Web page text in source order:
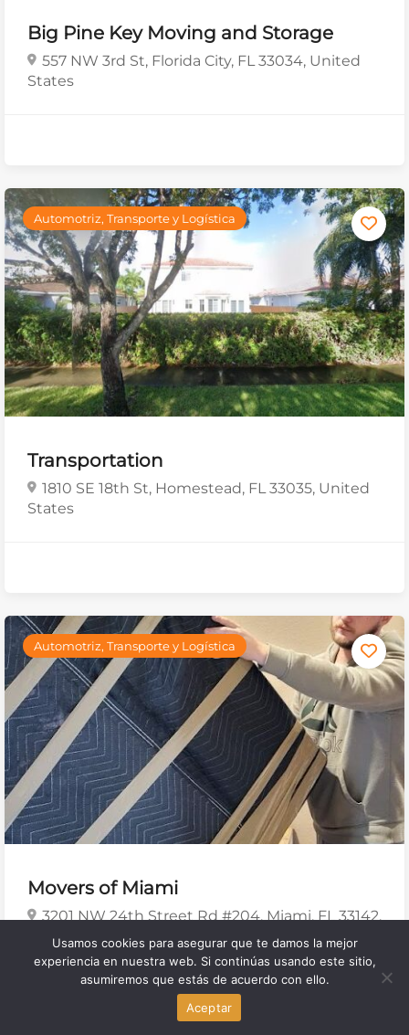
Big Pine Key Moving and Storage
557 NW 3rd St, Florida City, FL 33034, United
States
Automotriz, Transporte y Logística
Transportation
1810 SE 18th St, Homestead, FL 33035, United
States
Automotriz, Transporte y Logística
Movers of Miami
3201 NW 24th Street Rd #204, Miami, FL 33142,
United States
Usamos cookies para asegurar que te damos la mejor
experiencia en nuestra web. Si continúas usando este sitio,
asumiremos que estás de acuerdo con ello.
Aceptar